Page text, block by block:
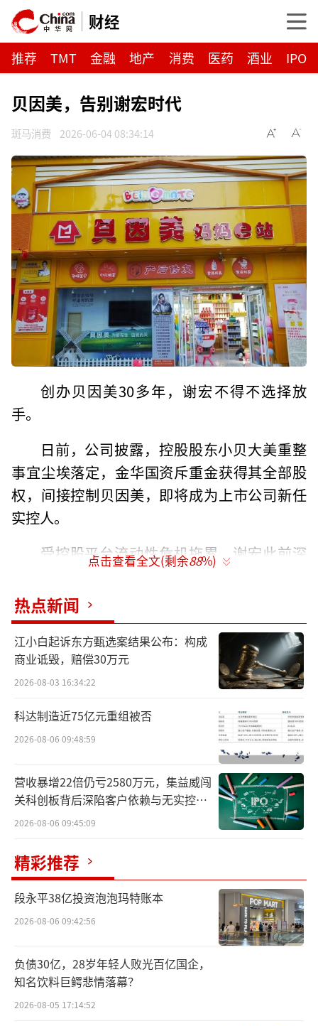
财经
推荐 TMT 金融 地产 消费 医药 酒业 IPO
贝因美，告别谢宏时代
斑马消费 2026-06-04 08:34:14
创办贝因美30多年，谢宏不得不选择放
手。
日前，公司披露，控股股东小贝大美重整
事宜尘埃落定，金华国资斥重金获得其全部股
权，间接控制贝因美，即将成为上市公司新任
实控人。
受控股平台流动性危机拖累，谢宏此前深
了债务压力。
谢宏本身对企业经营带有理想化色彩，公
司上市之后不久便放权交由职业经理人团队全
权运营，但频繁的管理层更迭，让公司元气大
本面积弊已深，扭转颓势的难度极大。
如果不出意外，贝因美（002570.SZ）投
身国资怀抱，已经板上钉钉。
6月2日晚间，公司公告披露，控股股东小
贝大美控股重整计划已由金华中院裁定批准，
同时终止其重整程序。
重整投资人金华臻合通过直接收购小贝大
美控股100%股权，间接持有上市公司12.28%
股权；金华元恒已通过大宗交易方式获得公司
1.07%股权，其与金华臻合的执行事务合伙人
点击查看全文(剩余88%)
热点新闻
江小白起诉东方甄选案结果公布：构成
商业诋毁，赔偿30万元
2026-08-03 16:34:22
科达制造近75亿元重组被否
2026-08-06 09:48:59
营收暴增22倍仍亏2580万元，集益威闯
关科创板背后深陷客户依赖与无实控人
困局
2026-08-06 09:45:09
精彩推荐
段永平38亿投资泡泡玛特账本
2026-08-06 09:42:56
负债30亿，28岁年轻人败光百亿国企，
知名饮料巨鳄悲情落幕？
2026-08-05 17:14:52